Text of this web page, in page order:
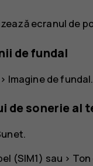
ecranul de
de fundal
> Imagine de fundal.
de sonerie al
.
(SIM1) sau >